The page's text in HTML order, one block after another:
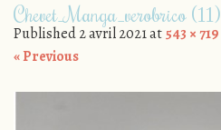
content
Chevet_Manga_verobrico (11)
Published2 avril 2021at543 × 719
« Previous